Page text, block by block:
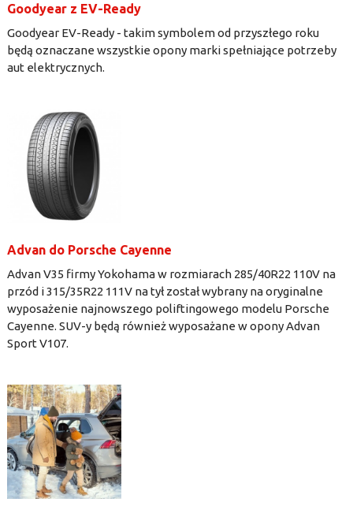
Goodyear z EV-Ready
Goodyear EV-Ready - takim symbolem od przyszłego roku
będą oznaczane wszystkie opony marki spełniające potrzeby
aut elektrycznych.
Advan do Porsche Cayenne
Advan V35 firmy Yokohama w rozmiarach 285/40R22 110V na
przód i 315/35R22 111V na tył został wybrany na oryginalne
wyposażenie najnowszego poliftingowego modelu Porsche
Cayenne. SUV-y będą również wyposażane w opony Advan
Sport V107.